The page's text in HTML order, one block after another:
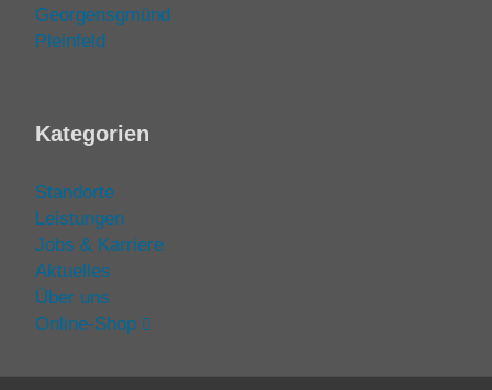
Georgensgmünd
Pleinfeld
Kategorien
Standorte
Leistungen
Jobs & Karriere
Aktuelles
Über uns
Online-Shop